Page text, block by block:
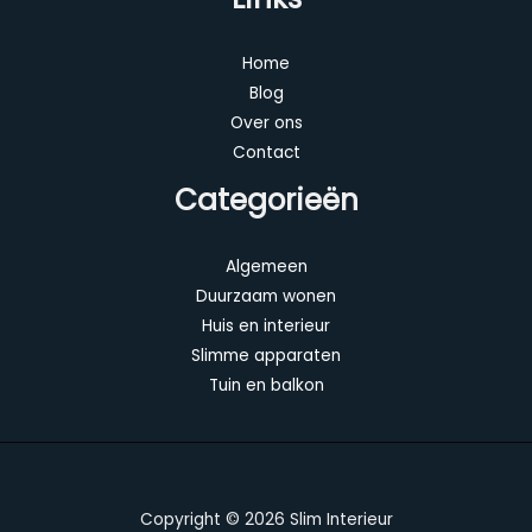
Home
Blog
Over ons
Contact
Categorieën
Algemeen
Duurzaam wonen
Huis en interieur
Slimme apparaten
Tuin en balkon
Copyright © 2026 Slim Interieur